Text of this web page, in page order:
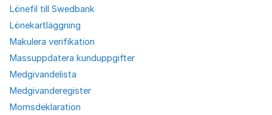
Lönefil till Swedbank
Lönekartläggning
Makulera verifikation
Massuppdatera kunduppgifter
Medgivandelista
Medgivanderegister
Momsdeklaration